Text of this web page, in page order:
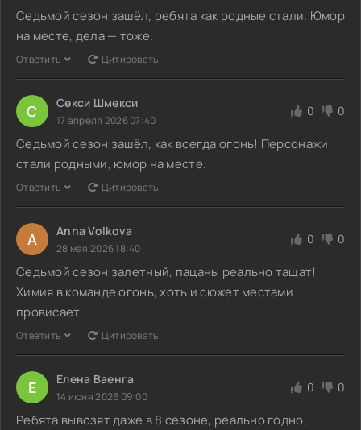
Седьмой сезон зашёл, ребята как родные стали. Юмор
на месте, дела — тоже.
Ответить Цитировать
С Секси Шмекси
17 апреля 2026 07:40
0 0
Седьмой сезон зашёл, как всегда огонь! Персонажи
стали родными, юмор на месте.
Ответить Цитировать
A Anna Volkova
28 мая 2026 18:40
0 0
Седьмой сезон залетный, пацаны реально тащат!
Химия в команде огонь, хоть и сюжет местами
провисает.
Ответить Цитировать
Е Елена Ваенга
14 июня 2026 09:00
0 0
Ребята вывозят даже в 8 сезоне, реально годно,